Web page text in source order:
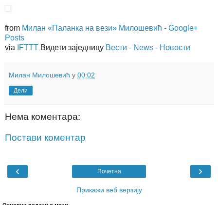
from Милан «Паланка на вези» Милошевић - Google+
Posts
via
IFTTT Видети заједницу Вести - News - Новости
Милан Милошевић у 00:02
Дели
Нема коментара:
Постави коментар
‹ ›
Почетна
Прикажи веб верзију